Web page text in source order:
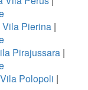
Pierina |
Pirajussara |
Polopoli |